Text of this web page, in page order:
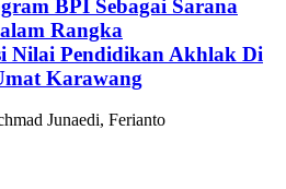
BPI Sebagai Sarana
Rangka
Nilai Pendidikan Akhlak Di
Karawang
Junaedi, Ferianto